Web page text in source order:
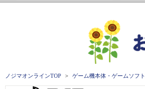
ノジマオンラインTOP ゲーム機本体・ゲームソフト